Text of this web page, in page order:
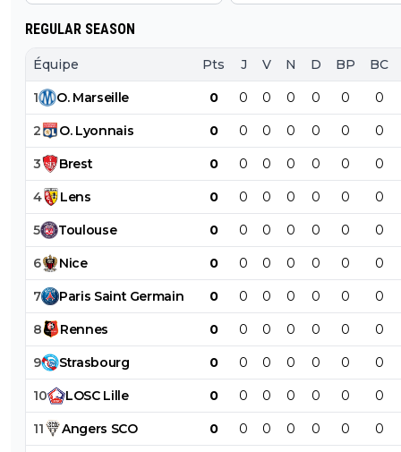
REGULAR SEASON
Équipe Pts J V N D BP BC
1 O. Marseille 0 0 0 0 0 0 0
2 O. Lyonnais 0 0 0 0 0 0 0
3 Brest 0 0 0 0 0 0 0
4 Lens 0 0 0 0 0 0 0
5 Toulouse 0 0 0 0 0 0 0
6 Nice 0 0 0 0 0 0 0
7 Paris Saint Germain 0 0 0 0 0 0 0
8 Rennes 0 0 0 0 0 0 0
9 Strasbourg 0 0 0 0 0 0 0
10 LOSC Lille 0 0 0 0 0 0 0
11 Angers SCO 0 0 0 0 0 0 0